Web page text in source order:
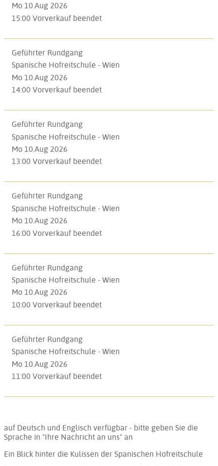
Mo 10.Aug 2026
15:00 Vorverkauf beendet
Geführter Rundgang
Spanische Hofreitschule - Wien
Mo 10.Aug 2026
14:00 Vorverkauf beendet
Geführter Rundgang
Spanische Hofreitschule - Wien
Mo 10.Aug 2026
13:00 Vorverkauf beendet
Geführter Rundgang
Spanische Hofreitschule - Wien
Mo 10.Aug 2026
16:00 Vorverkauf beendet
Geführter Rundgang
Spanische Hofreitschule - Wien
Mo 10.Aug 2026
10:00 Vorverkauf beendet
Geführter Rundgang
Spanische Hofreitschule - Wien
Mo 10.Aug 2026
11:00 Vorverkauf beendet
auf Deutsch und Englisch verfügbar - bitte geben Sie die
Sprache in "Ihre Nachricht an uns" an
Ein Blick hinter die Kulissen der Spanischen Hofreitschule